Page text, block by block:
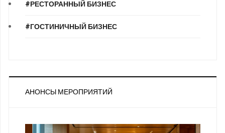
#РЕСТОРАННЫЙ БИЗНЕС
#ГОСТИНИЧНЫЙ БИЗНЕС
АНОНСЫ МЕРОПРИЯТИЙ